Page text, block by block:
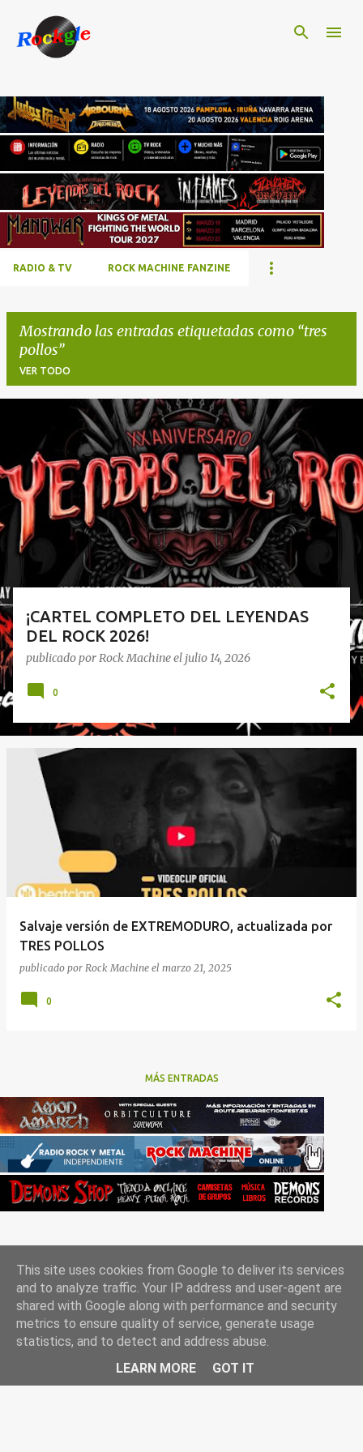
RADIO & TV ROCK MACHINE FANZINE
Mostrando las entradas etiquetadas como tres
pollos
VER TODO
t
a
d
s
¡CARTEL COMPLETO DEL LEYENDAS
DEL ROCK 2026!
publicado porRock Machineel julio 14, 2026
0
Salvaje versión de EXTREMODURO, actualizada por
TRES POLLOS
publicado por Rock Machine el marzo 21, 2025
0
MÁS ENTRADAS
Con la tecnología de Blogger
Rockgle.es 2010-2025
This site uses cookies from Google to deliver its services
and to analyze traffic. Your IP address and user-agent are
shared with Google along with performance and security
metrics to ensure quality of service, generate usage
statistics, and to detect and address abuse.
LEARN MORE
GOT IT